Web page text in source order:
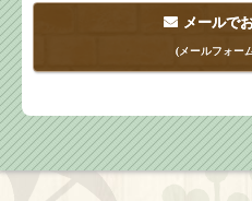
メールで
(メールフォー